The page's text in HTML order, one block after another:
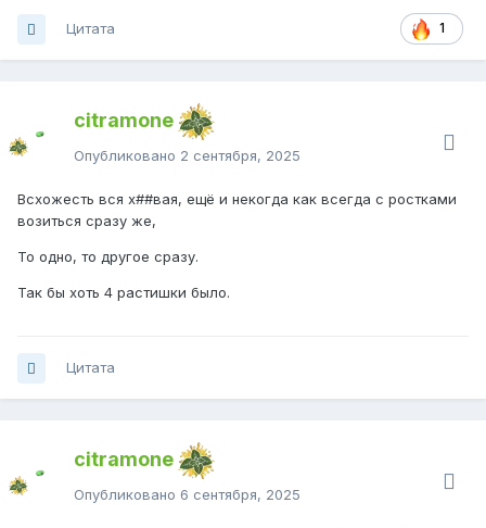
1
Цитата
citramone
Опубликовано 2 сентября, 2025
Всхожесть вся х##вая, ещё и некогда как всегда с ростками
возиться сразу же,
То одно, то другое сразу.
Так бы хоть 4 растишки было.
Цитата
citramone
Опубликовано 6 сентября, 2025